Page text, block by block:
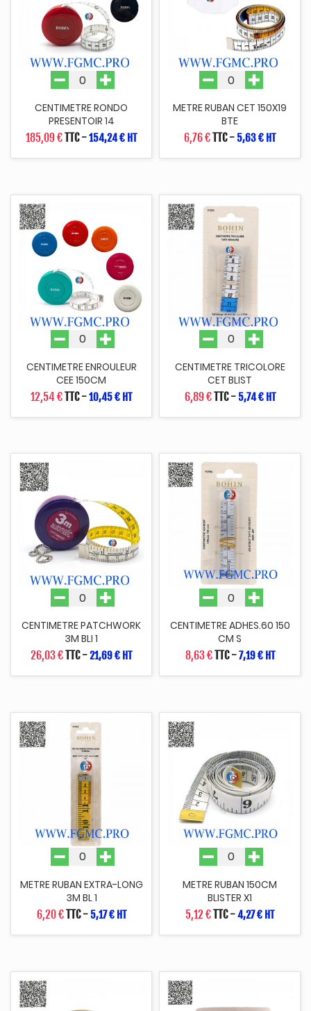
CENTIMETRE RONDO
PRESENTOIR 14
185,09 €TTC-154,24 € HT
METRE RUBAN CET 150X19
BTE
6,76 €TTC- 5,63 € HT
CENTIMETRE ENROULEUR
CEE 150CM
12,54 €TTC-10,45 € HT
CENTIMETRE TRICOLORE
CET BLIST
6,89 €TTC- 5,74 € HT
CENTIMETRE PATCHWORK
3M BLI 1
26,03 €TTC-21,69 € HT
CENTIMETRE ADHES.60 150
CM S
8,63 €TTC-7,19 € HT
METRE RUBAN EXTRA-LONG
3M BL 1
6,20 €TTC- 5,17 € HT
METRE RUBAN 150CM
BLISTER X1
5,12 €TTC-4,27 € HT